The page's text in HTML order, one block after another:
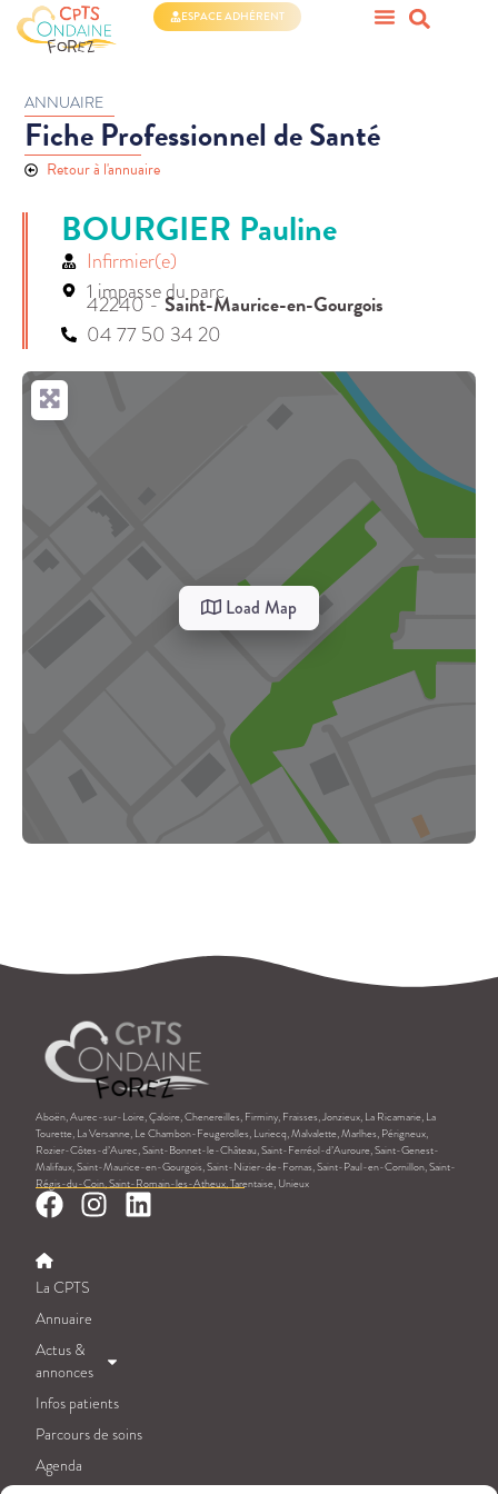
ESPACE ADHÉRENT
ANNUAIRE
Fiche Professionnel de Santé
Retour à l'annuaire
BOURGIER Pauline
Infirmier(e)
1 impasse du parc
42240 - Saint-Maurice-en-Gourgois
04 77 50 34 20
Load Map
Aboën, Aurec-sur-Loire, Çaloire, Chenereilles, Firminy, Fraisses, Jonzieux, La Ricamarie, La
Tourette, La Versanne, Le Chambon-Feugerolles, Luriecq, Malvalette, Marlhes, Périgneux,
Rozier-Côtes-d’Aurec, Saint-Bonnet-le-Château, Saint-Ferréol-d’Auroure, Saint-Genest-
Malifaux, Saint-Maurice-en-Gourgois, Saint-Nizier-de-Fornas, Saint-Paul-en-Cornillon, Saint-
Régis-du-Coin, Saint-Romain-les-Atheux, Tarentaise, Unieux
La CPTS
Annuaire
Actus &
annonces
Infos patients
Parcours de soins
Agenda